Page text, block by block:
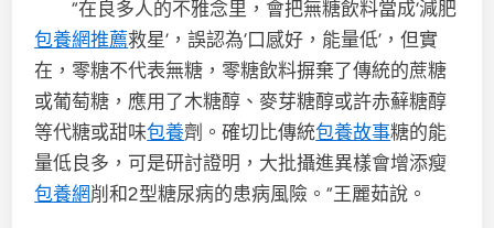
“在良多人的不雅念里，會把無糖飲料當成‘減肥
包養網推薦救星’，誤認為‘口感好，能量低’，但實
在，零糖不代表無糖，零糖飲料摒棄了傳統的蔗糖
或葡萄糖，應用了木糖醇、麥芽糖醇或許赤蘚糖醇
等代糖或甜味包養劑。確切比傳統包養故事糖的能
量低良多，可是研討證明，大批攝進異樣會增添瘦
包養網削和2型糖尿病的患病風險。”王麗茹說。